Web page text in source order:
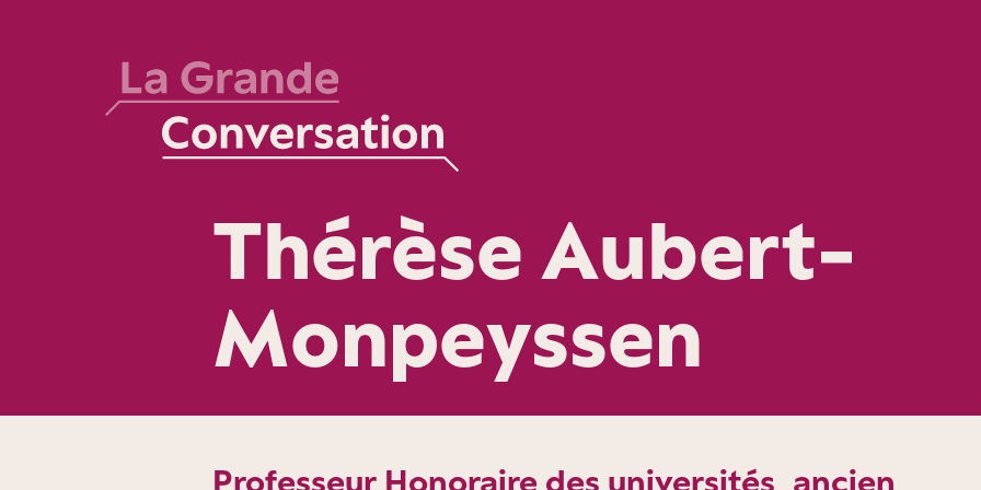
Thérèse Aubert-
Monpeyssen
Professeur Honoraire des universités, ancien